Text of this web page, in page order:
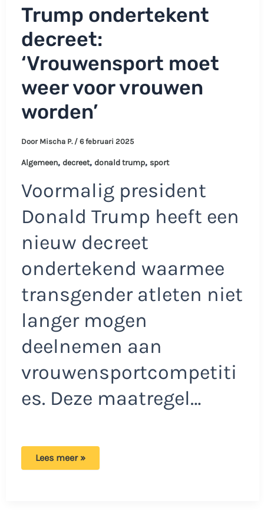
Trump ondertekent
decreet:
‘Vrouwensport moet
weer voor vrouwen
worden’
Door Mischa P. / 6 februari 2025
Algemeen, decreet, donald trump, sport
Voormalig president
Donald Trump heeft een
nieuw decreet
ondertekend waarmee
transgender atleten niet
langer mogen
deelnemen aan
vrouwensportcompetiti
es. Deze maatregel…
Trump
Lees meer »